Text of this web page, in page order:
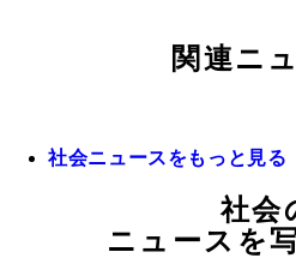
関連ニ
社会ニュースをもっと見る
社会
ニュースを